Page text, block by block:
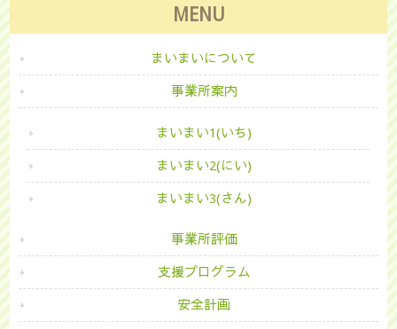
MENU
まいまいについて
事業所案内
まいまい1(いち)
まいまい2(にい)
まいまい3(さん)
事業所評価
支援プログラム
安全計画